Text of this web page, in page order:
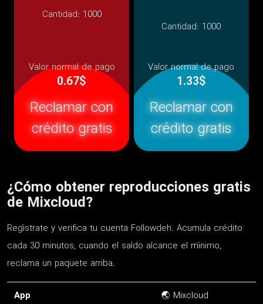
Cantidad: 1000
Valor normal de pago
0.67$
Reclamar con
crédito gratis
Cantidad: 1000
Valor normal de pago
1.33$
Reclamar con
crédito gratis
¿Cómo obtener reproducciones gratis
de Mixcloud?
Regístrate y verifica tu cuenta Followdeh. Acumula crédito
cada 30 minutos; cuando el saldo alcance el mínimo,
reclama un paquete arriba.
App
🌏 Mixcloud